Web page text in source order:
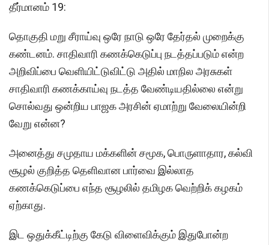
தீர்மானம் 19:
தொகுதி மறு சீராய்வு ஒரே நாடு ஒரே தேர்தல் முறைக்கு
கண்டனம். சாதிவாரி கணக்கெடுப்பு நடத்தப்படும் என்ற
அறிவிப்பை வெளியிட்டுவிட்டு அதில் மாநில அரசுகள்
சாதிவாரி கணக்காய்வு நடத்த வேண்டியதில்லை என்று
சொல்வது ஒன்றிய பாஜக அரசின் ஏமாற்று வேலையின்றி
வேறு என்ன?
அனைத்து சமுதாய மக்களின் சமூக, பொருளாதார, கல்வி
சூழல் குறித்த தெளிவான பார்வை இல்லாத
கணக்கெடுப்பை எந்த சூழலில் தமிழக வெற்றிக் கழகம்
ஏற்காது.
இட ஒதுக்கீட்டிற்கு கேடு விளைவிக்கும் இதுபோன்ற